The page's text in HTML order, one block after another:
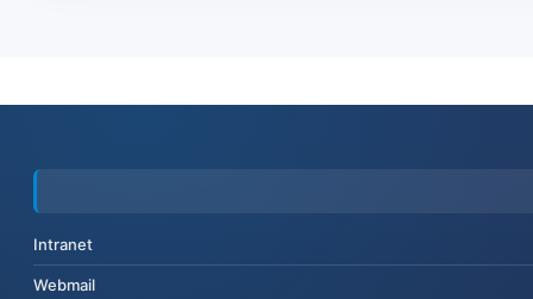
Intranet
Webmail